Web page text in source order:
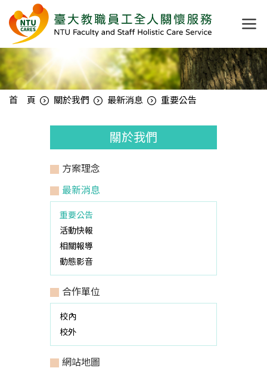
首 頁 關於我們 最新消息 重要公告
關於我們
方案理念
最新消息
重要公告
活動快報
相關報導
動態影音
合作單位
校內
校外
網站地圖